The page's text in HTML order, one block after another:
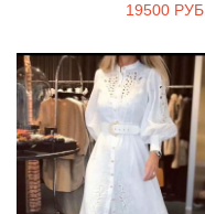
19500 РУБ.